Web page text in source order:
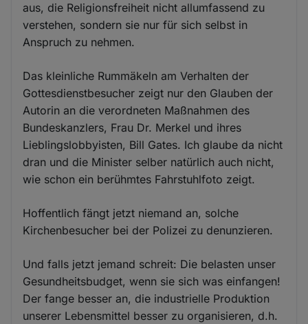
aus, die Religionsfreiheit nicht allumfassend zu
verstehen, sondern sie nur für sich selbst in
Anspruch zu nehmen.
Das kleinliche Rummäkeln am Verhalten der
Gottesdienstbesucher zeigt nur den Glauben der
Autorin an die verordneten Maßnahmen des
Bundeskanzlers, Frau Dr. Merkel und ihres
Lieblingslobbyisten, Bill Gates. Ich glaube da nicht
dran und die Minister selber natürlich auch nicht,
wie schon ein berühmtes Fahrstuhlfoto zeigt.
Hoffentlich fängt jetzt niemand an, solche
Kirchenbesucher bei der Polizei zu denunzieren.
Und falls jetzt jemand schreit: Die belasten unser
Gesundheitsbudget, wenn sie sich was einfangen!
Der fange besser an, die industrielle Produktion
unserer Lebensmittel besser zu organisieren, d.h.